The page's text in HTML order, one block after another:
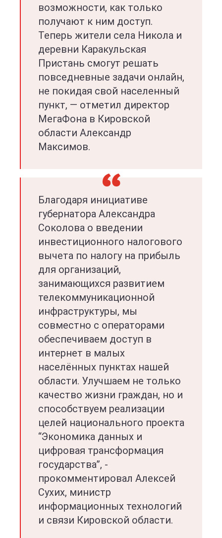
возможности, как только
получают к ним доступ.
Теперь жители села Никола и
деревни Каракульская
Пристань смогут решать
повседневные задачи онлайн,
не покидая свой населенный
пункт, — отметил директор
МегаФона в Кировской
области Александр
Максимов.
Благодаря инициативе
губернатора Александра
Соколова о введении
инвестиционного налогового
вычета по налогу на прибыль
для организаций,
занимающихся развитием
телекоммуникационной
инфраструктуры, мы
совместно с операторами
обеспечиваем доступ в
интернет в малых
населённых пунктах нашей
области. Улучшаем не только
качество жизни граждан, но и
способствуем реализации
целей национального проекта
“Экономика данных и
цифровая трансформация
государства”, -
прокомментировал Алексей
Сухих, министр
информационных технологий
и связи Кировской области.